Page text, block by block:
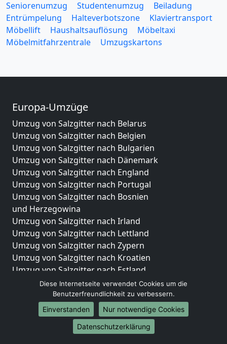
Seniorenumzug
Studentenumzug
Beiladung
Entrümpelung
Halteverbotszone
Klaviertransport
Möbellift
Haushaltsauflösung
Möbeltaxi
Möbelmitfahrzentrale
Umzugskartons
Europa-Umzüge
Umzug von Salzgitter nach Belarus
Umzug von Salzgitter nach Belgien
Umzug von Salzgitter nach Bulgarien
Umzug von Salzgitter nach Dänemark
Umzug von Salzgitter nach England
Umzug von Salzgitter nach Portugal
Umzug von Salzgitter nach Bosnien
und Herzegowina
Umzug von Salzgitter nach Irland
Umzug von Salzgitter nach Lettland
Umzug von Salzgitter nach Zypern
Umzug von Salzgitter nach Kroatien
Umzug von Salzgitter nach Estland
Umzug von Salzgitter nach Finnland
Umzug von Salzgitter nach Frankreich
Umzug von Salzgitter nach Griechenland
Umzug von Salzgitter nach Italien
Umzug von Salzgitter nach Liechtenstein
Diese Internetseite verwendet Cookies um die
Benutzerfreundlichkeit zu verbessern.
Einverstanden
Nur notwendige Cookies
Datenschutzerklärung